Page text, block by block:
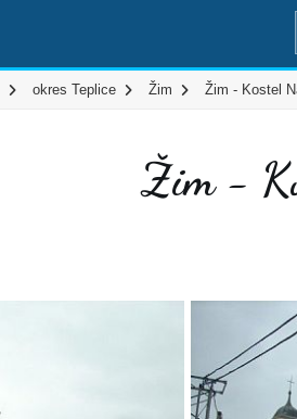
okres Teplice Žim Žim - Kostel
Žim -